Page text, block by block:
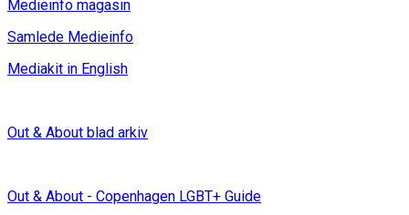
Medieinfo magasin
Samlede Medieinfo
Mediakit in English
Out & About blad arkiv
Out & About - Copenhagen LGBT+ Guide